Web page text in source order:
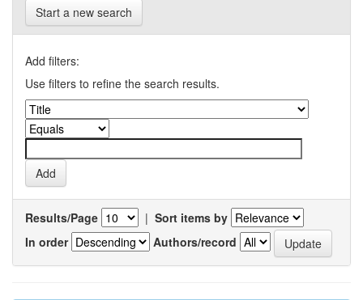
Start a new search
Add filters:
Use filters to refine the search results.
Results/Page | Sort items by
In order
Authors/record